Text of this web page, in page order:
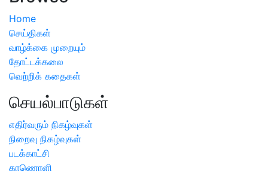
Home
செய்திகள்
வாழ்க்கை முறையும்
தோட்டக்கலை
வெற்றிக் கதைகள்
செயல்பாடுகள்
எதிர்வரும் நிகழ்வுகள்
நிறைவு நிகழ்வுகள்
படக்காட்சி
காணொளி